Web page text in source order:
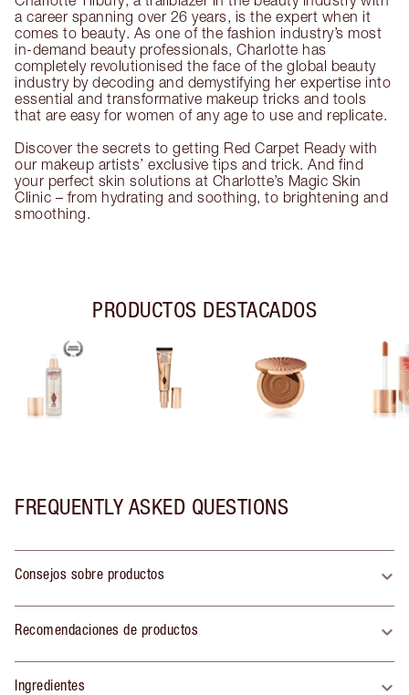
a career spanning over 26 years, is the expert when it
comes to beauty. As one of the fashion industry’s most
in-demand beauty professionals, Charlotte has
completely revolutionised the face of the global beauty
industry by decoding and demystifying her expertise into
essential and transformative makeup tricks and tools
that are easy for women of any age to use and replicate.
Discover the secrets to getting Red Carpet Ready with
our makeup artists’ exclusive tips and trick. And find
your perfect skin solutions at Charlotte’s Magic Skin
Clinic – from hydrating and soothing, to brightening and
smoothing.
PRODUCTOS DESTACADOS
FREQUENTLY ASKED QUESTIONS
Consejos sobre productos
Recomendaciones de productos
Ingredientes